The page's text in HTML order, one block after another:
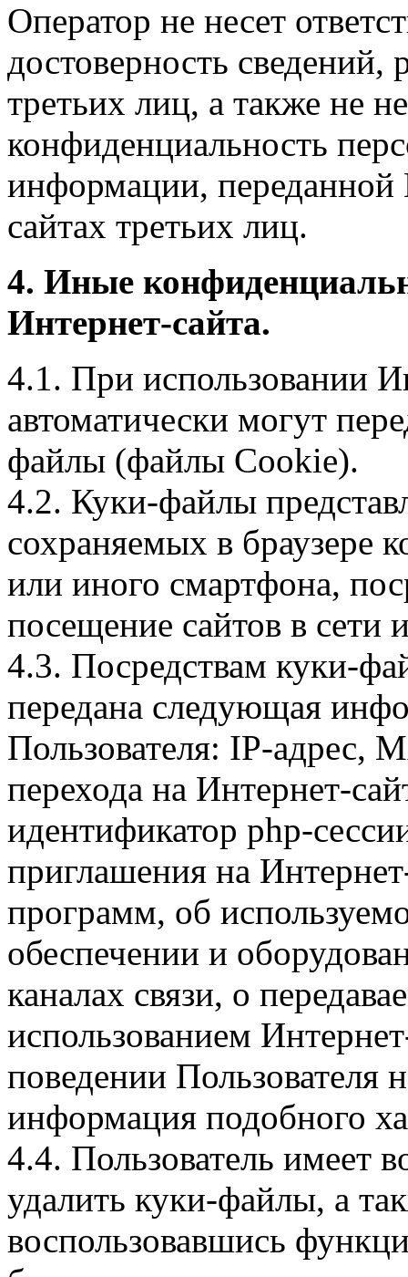
Оператор не несет
достоверность
третьих лиц, а также не
конфиденциальность
информации, переданной
сайтах третьих лиц.
4. Иные
Интернет-сайта.
4.1. При использовании
автоматически могут
файлы (файлы Cookie).
4.2. Куки-файлы
сохраняемых в браузере
или иного смартфона,
посещение сайтов в сети
4.3. Посредствам куки-
передана следующая
Пользователя: IP-адрес,
перехода на Интернет-
идентификатор php-
приглашения на
программ, об
обеспечении и
каналах связи, о
использованием
поведении Пользователя
информация подобного
4.4. Пользователь имеет
удалить куки-файлы, а
воспользовавшись